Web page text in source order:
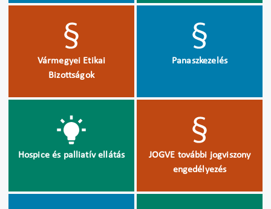
Vármegyei Etikai
Bizottságok
Panaszkezelés
Hospice és palliatív ellátás
JOGVE további jogviszony
engedélyezés